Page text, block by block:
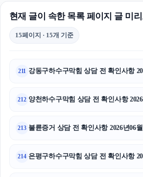
현재 글이 속한 목록 페이지 글 미리
15페이지 · 15개 기준
211 강동구하수구막힘 상담 전 확인사항
212 양천하수구막힘 상담 전 확인사항
213 불륜증거 상담 전 확인사항 2026년06
214 은평구하수구막힘 상담 전 확인사항